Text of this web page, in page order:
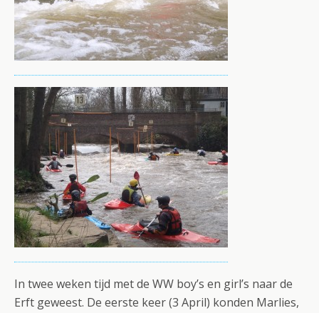
In twee weken tijd met de WW boy’s en girl’s naar de
Erft geweest. De eerste keer (3 April) konden Marlies,